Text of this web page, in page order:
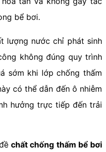
bể bơi.
lượng nước chỉ phát sinh
không đúng quy trình
sớm khi lớp chống thấm
có thể dẫn đến ô nhiễm
hưởng trực tiếp đến trải
chất chống thấm bể bơi